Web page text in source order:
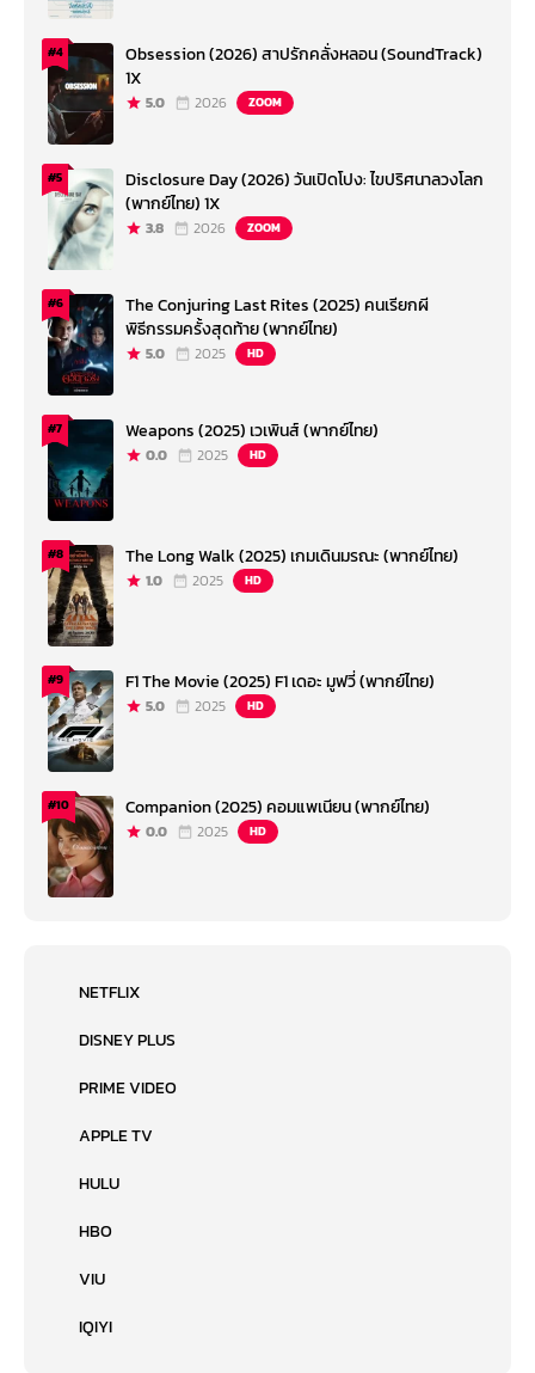
#4
Obsession (2026) สาปรักคลั่งหลอน (SoundTrack)
1X
5.0 2026 ZOOM
#5
Disclosure Day (2026) วันเปิดโปง: ไขปริศนาลวงโลก
(พากย์ไทย) 1X
3.8 2026 ZOOM
#6
The Conjuring Last Rites (2025) คนเรียกผี
พิธีกรรมครั้งสุดท้าย (พากย์ไทย)
5.0 2025 HD
#7 Weapons (2025) เวเพินส์ (พากย์ไทย)
0.0 2025 HD
#8 The Long Walk (2025) เกมเดินมรณะ (พากย์ไทย)
1.0 2025 HD
#9 F1 The Movie (2025) F1 เดอะ มูฟวี่ (พากย์ไทย)
5.0 2025 HD
#10 Companion (2025) คอมแพเนียน (พากย์ไทย)
0.0 2025 HD
NETFLIX
DISNEY PLUS
PRIME VIDEO
APPLE TV
HULU
HBO
VIU
IQIYI